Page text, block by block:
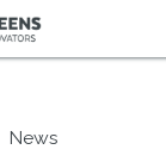
News